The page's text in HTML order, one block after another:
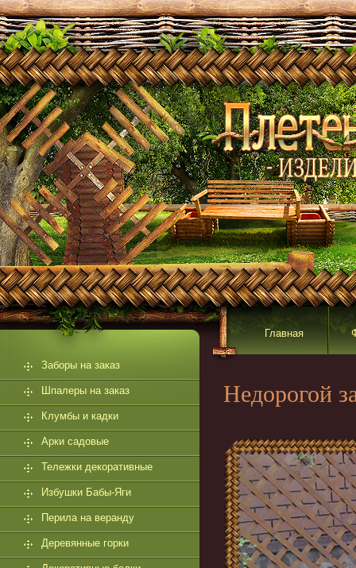
Заборы на заказ
Шпалеры на заказ
Клумбы и кадки
Арки садовые
Тележки декоративные
Избушки Бабы-Яги
Перила на веранду
Деревянные горки
Главная
Недорогой